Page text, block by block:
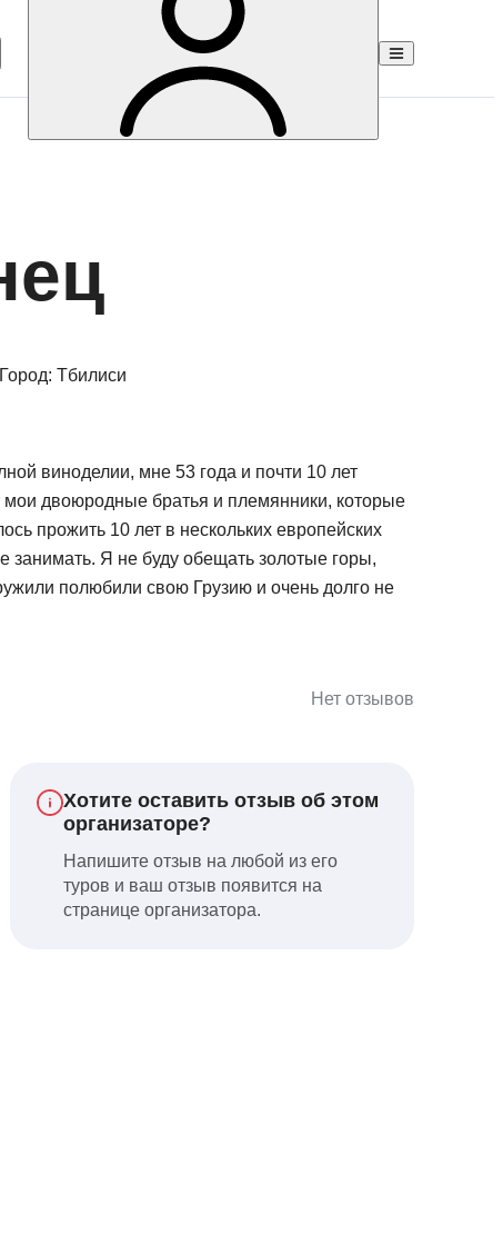
Город: Тбилиси
виноделии, мне 53 года и почти 10 лет
двоюродные братья и племянники, которые
прожить 10 лет в нескольких европейских
занимать. Я не буду обещать золотые горы,
полюбили свою Грузию и очень долго не
Нет отзывов
Хотите оставить отзыв об этом
организаторе?
Напишите отзыв на любой из его
туров и ваш отзыв появится на
странице организатора.